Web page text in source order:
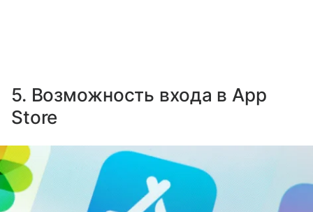
5. Возможность входа в App
Store